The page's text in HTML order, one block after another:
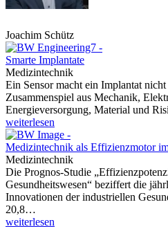
Joachim Schütz
Smarte Implantate
Medizintechnik
Ein Sensor macht ein Implantat
Zusammenspiel aus Mechanik,
Energieversorgung, Material und
weiterlesen
Medizintechnik als Effizienzmotor
Medizintechnik
Die Prognos-Studie
Gesundheitswesen“ beziffert die
Innovationen der industriellen
20,8…
weiterlesen